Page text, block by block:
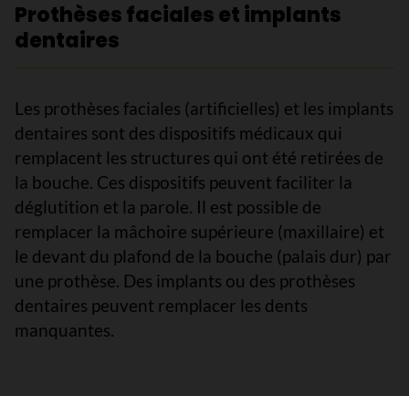
Prothèses faciales et implants
dentaires
Les prothèses faciales (artificielles) et les implants
dentaires sont des dispositifs médicaux qui
remplacent les structures qui ont été retirées de
la bouche. Ces dispositifs peuvent faciliter la
déglutition et la parole. Il est possible de
remplacer la mâchoire supérieure (maxillaire) et
le devant du plafond de la bouche (palais dur) par
une prothèse. Des implants ou des prothèses
dentaires peuvent remplacer les dents
manquantes.